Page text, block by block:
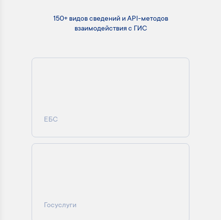
150+ видов сведений и API-методов
взаимодействия с ГИС
ЕБС
Госуслуги